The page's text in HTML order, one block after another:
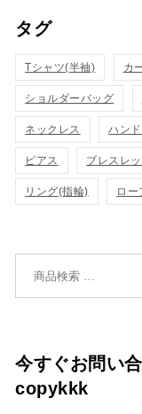
タグ
Tシャツ(半袖) カ
ショルダーバッグ
ネックレス ハン
ピアス ブレスレッ
リング(指輪) ロー
今すぐお問い
copykkk